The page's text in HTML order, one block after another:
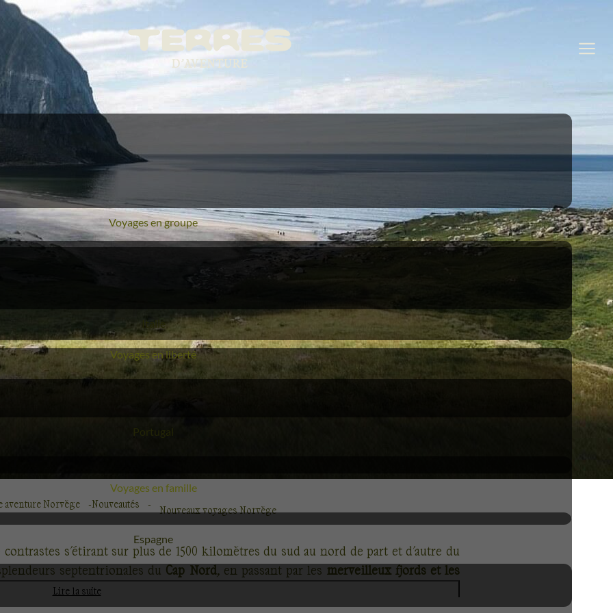
Voyage
Italie
Voyage
Portugal
Voyage
Espagne
Voyages en groupe
Voyages en liberté
Voyages en famille
aventure Norvège Nouveautés
Nouveaux voyages Norvège
s'étirant sur plus de 1500 kilomètres du sud au nord de part et d'autre du
septentrionales du Cap Nord, en passant par les merveilleux fjords et les
parcs nationaux du sud
Lire la suite